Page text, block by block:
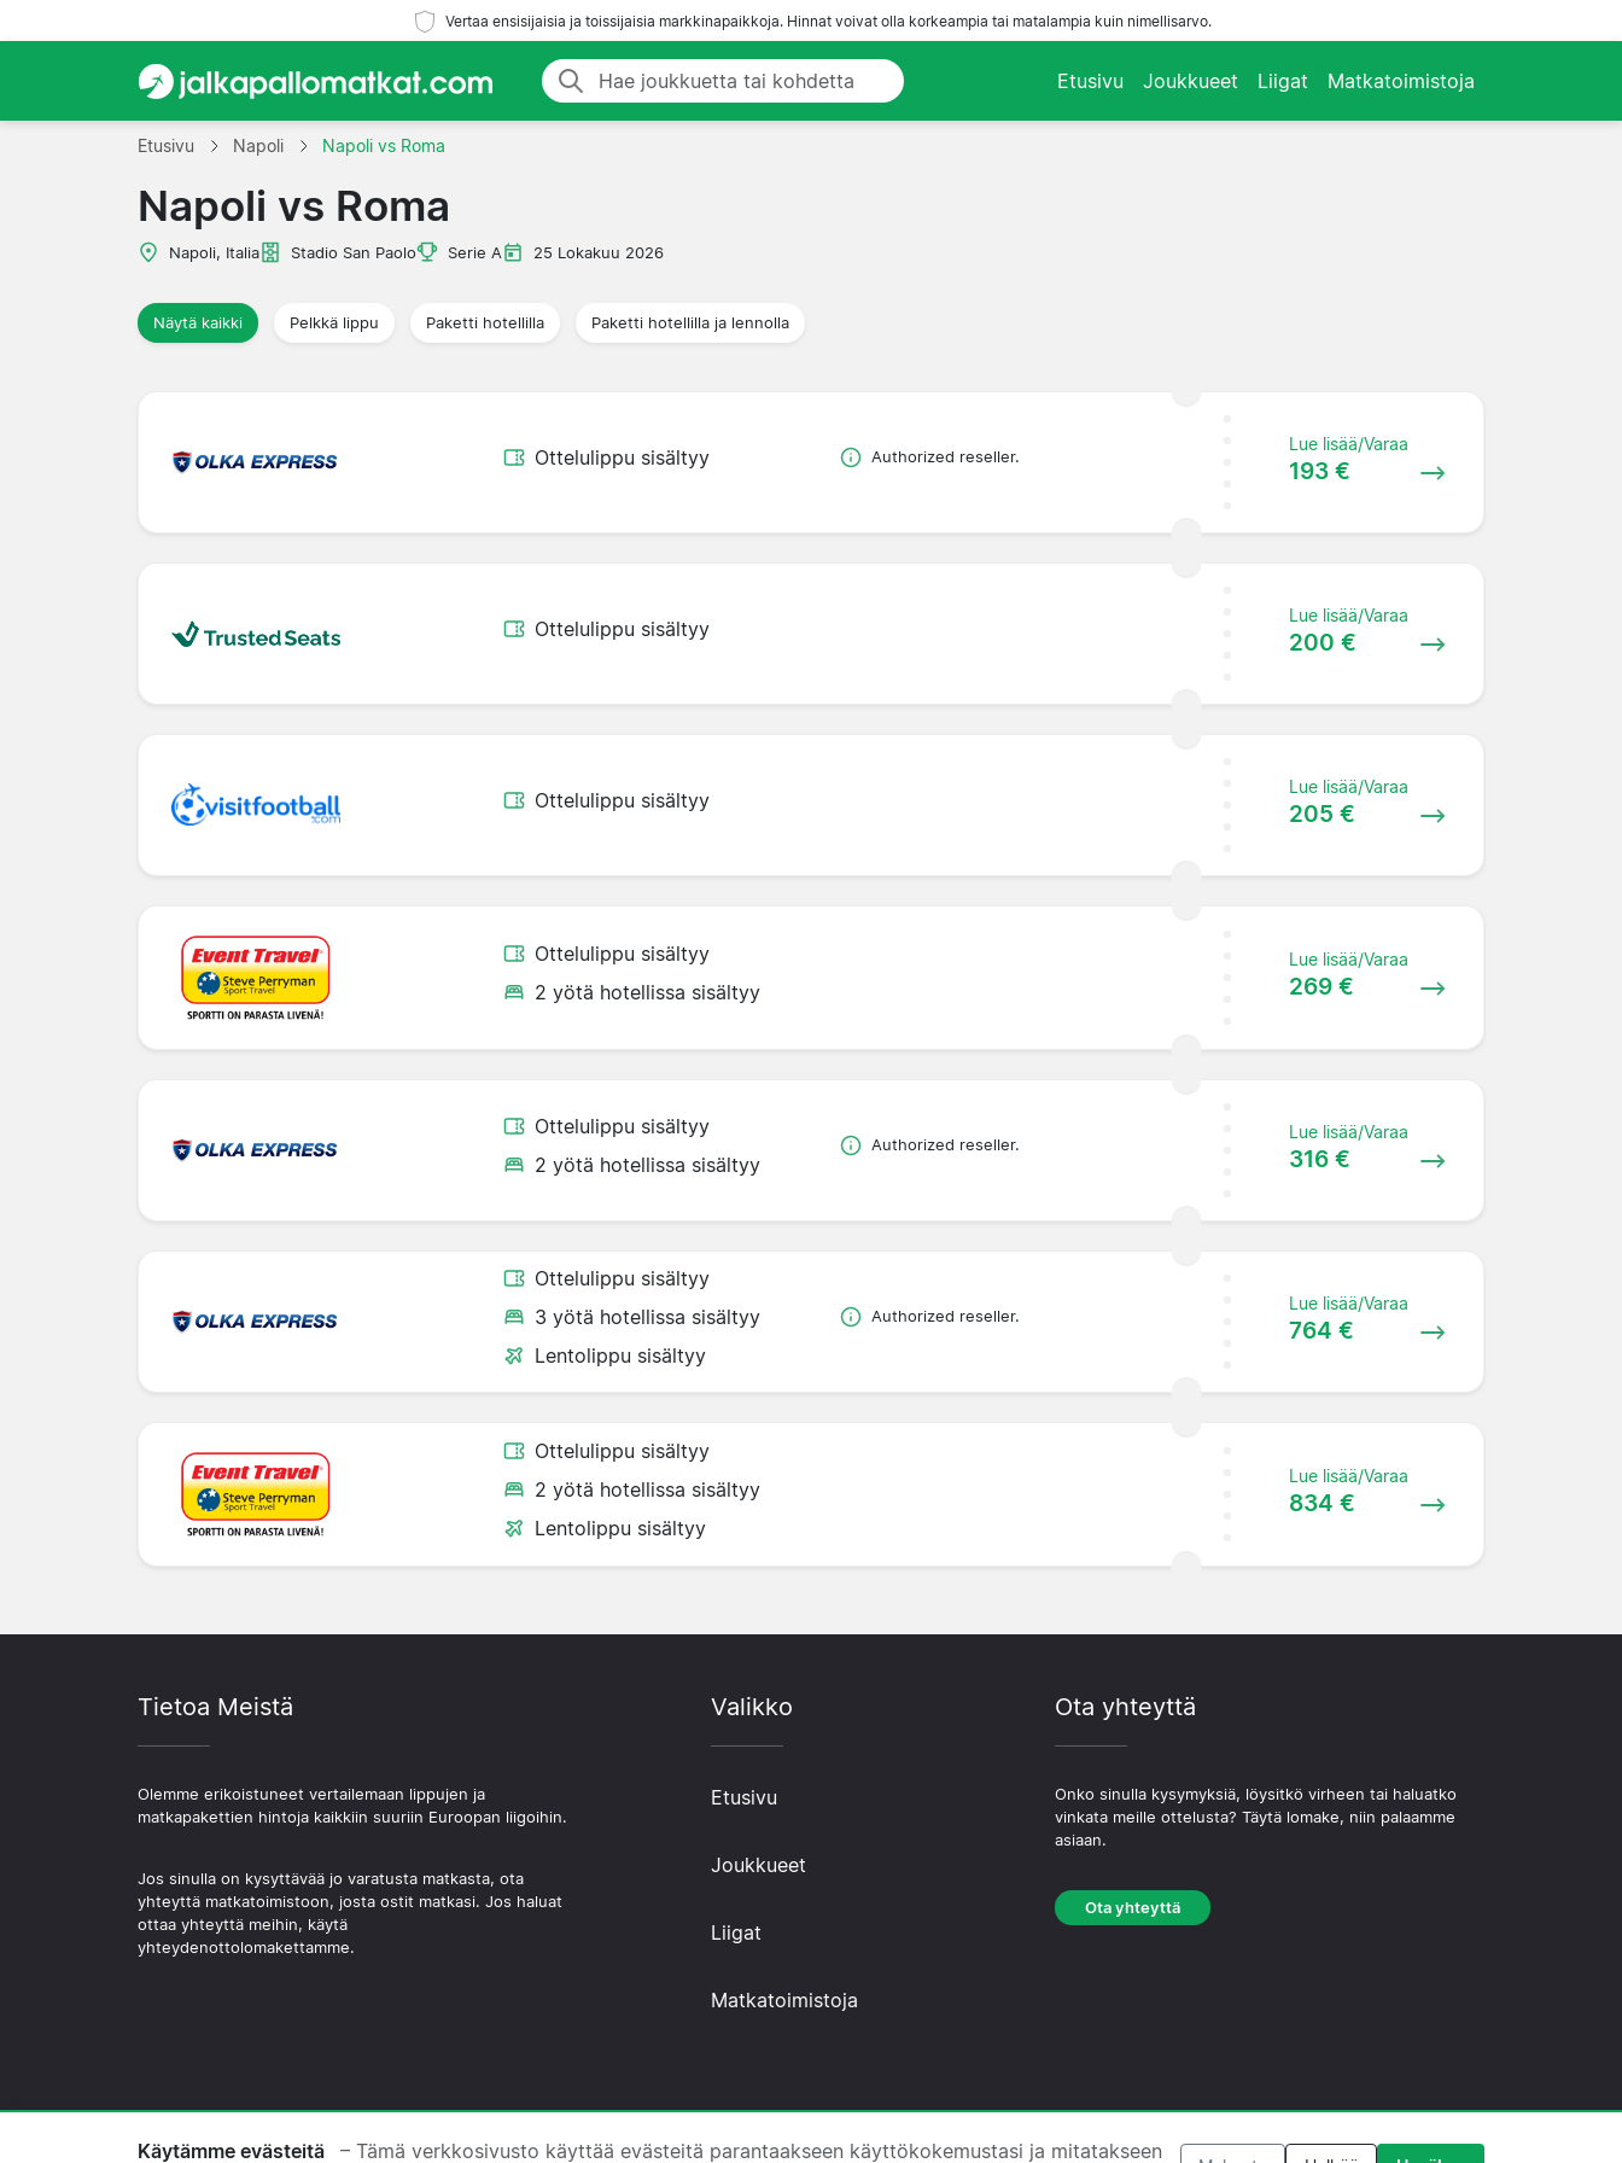
Vertaa ensisijaisia ja toissijaisia markkinapaikkoja. Hinnat voivat olla korkeampia tai matalampia kuin nimellisarvo.
Etusivu Joukkueet Liigat Matkatoimistoja
Etusivu Napoli Napoli vs Roma
Napoli vs Roma
Napoli, Italia Stadio San Paolo Serie A 25 Lokakuu 2026
Näytä kaikki Pelkkä lippu Paketti hotellilla Paketti hotellilla ja lennolla
Ottelulippu sisältyy Authorized reseller.
Lue lisää/Varaa
193 €
Ottelulippu sisältyy
Lue lisää/Varaa
200 €
Ottelulippu sisältyy
Lue lisää/Varaa
205 €
Ottelulippu sisältyy
2 yötä hotellissa sisältyy
Lue lisää/Varaa
269 €
Ottelulippu sisältyy
2 yötä hotellissa sisältyy
Authorized reseller.
Lue lisää/Varaa
316 €
Ottelulippu sisältyy
3 yötä hotellissa sisältyy
Lentolippu sisältyy
Authorized reseller.
Lue lisää/Varaa
764 €
Ottelulippu sisältyy
2 yötä hotellissa sisältyy
Lentolippu sisältyy
Lue lisää/Varaa
834 €
Tietoa Meistä
Olemme erikoistuneet vertailemaan lippujen ja
matkapakettien hintoja kaikkiin suuriin Euroopan liigoihin.
Jos sinulla on kysyttävää jo varatusta matkasta, ota
yhteyttä matkatoimistoon, josta ostit matkasi. Jos haluat
ottaa yhteyttä meihin, käytä
yhteydenottolomakettamme.
Valikko
Etusivu
Joukkueet
Liigat
Matkatoimistoja
Ota yhteyttä
Onko sinulla kysymyksiä, löysitkö virheen tai haluatko
vinkata meille ottelusta? Täytä lomake, niin palaamme
asiaan.
Ota yhteyttä
© 2026 Copyright Jalkapallomatkat.com ·Tietoa Meistä·Ota yhteyttä·Tietosuojakäytäntö·Evästekäytäntö·Toimituksellinen käytäntö
Käytämme evästeitä – Tämä verkkosivusto käyttää evästeitä parantaakseen käyttökokemustasi ja mitatakseen